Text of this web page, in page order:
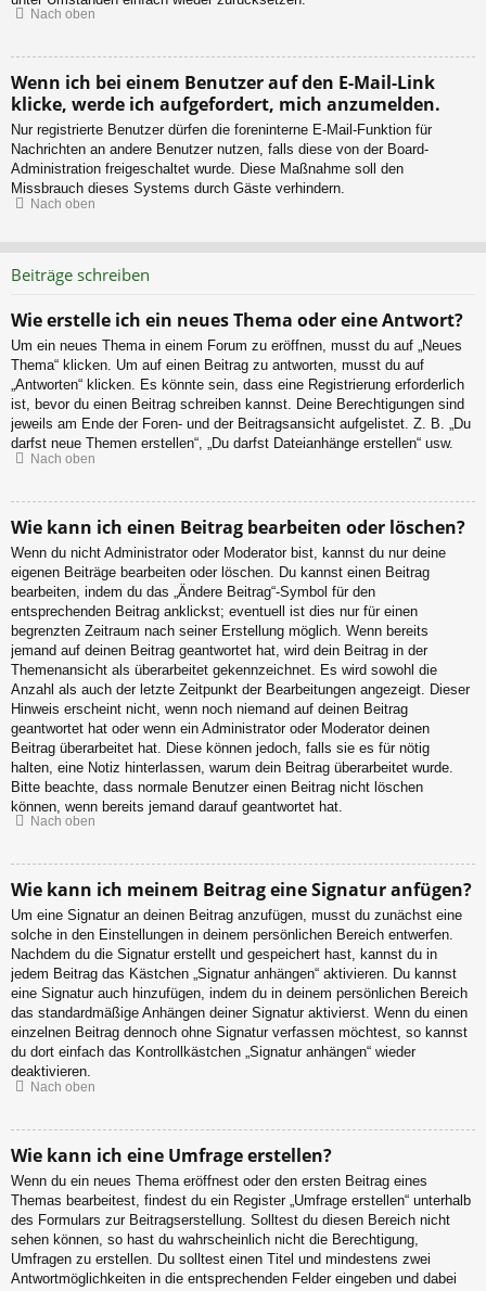
Nach oben
Wenn ich bei einem Benutzer auf den E-Mail-Link
klicke, werde ich aufgefordert, mich anzumelden.
Nur registrierte Benutzer dürfen die foreninterne E-Mail-Funktion für
Nachrichten an andere Benutzer nutzen, falls diese von der Board-
Administration freigeschaltet wurde. Diese Maßnahme soll den
Missbrauch dieses Systems durch Gäste verhindern.
Nach oben
Beiträge schreiben
Wie erstelle ich ein neues Thema oder eine Antwort?
Um ein neues Thema in einem Forum zu eröffnen, musst du auf „Neues
Thema“ klicken. Um auf einen Beitrag zu antworten, musst du auf
„Antworten“ klicken. Es könnte sein, dass eine Registrierung erforderlich
ist, bevor du einen Beitrag schreiben kannst. Deine Berechtigungen sind
jeweils am Ende der Foren- und der Beitragsansicht aufgelistet. Z. B. „Du
darfst neue Themen erstellen“, „Du darfst Dateianhänge erstellen“ usw.
Nach oben
Wie kann ich einen Beitrag bearbeiten oder löschen?
Wenn du nicht Administrator oder Moderator bist, kannst du nur deine
eigenen Beiträge bearbeiten oder löschen. Du kannst einen Beitrag
bearbeiten, indem du das „Ändere Beitrag“-Symbol für den
entsprechenden Beitrag anklickst; eventuell ist dies nur für einen
begrenzten Zeitraum nach seiner Erstellung möglich. Wenn bereits
jemand auf deinen Beitrag geantwortet hat, wird dein Beitrag in der
Themenansicht als überarbeitet gekennzeichnet. Es wird sowohl die
Anzahl als auch der letzte Zeitpunkt der Bearbeitungen angezeigt. Dieser
Hinweis erscheint nicht, wenn noch niemand auf deinen Beitrag
geantwortet hat oder wenn ein Administrator oder Moderator deinen
Beitrag überarbeitet hat. Diese können jedoch, falls sie es für nötig
halten, eine Notiz hinterlassen, warum dein Beitrag überarbeitet wurde.
Bitte beachte, dass normale Benutzer einen Beitrag nicht löschen
können, wenn bereits jemand darauf geantwortet hat.
Nach oben
Wie kann ich meinem Beitrag eine Signatur anfügen?
Um eine Signatur an deinen Beitrag anzufügen, musst du zunächst eine
solche in den Einstellungen in deinem persönlichen Bereich entwerfen.
Nachdem du die Signatur erstellt und gespeichert hast, kannst du in
jedem Beitrag das Kästchen „Signatur anhängen“ aktivieren. Du kannst
eine Signatur auch hinzufügen, indem du in deinem persönlichen Bereich
das standardmäßige Anhängen deiner Signatur aktivierst. Wenn du einen
einzelnen Beitrag dennoch ohne Signatur verfassen möchtest, so kannst
du dort einfach das Kontrollkästchen „Signatur anhängen“ wieder
deaktivieren.
Nach oben
Wie kann ich eine Umfrage erstellen?
Wenn du ein neues Thema eröffnest oder den ersten Beitrag eines
Themas bearbeitest, findest du ein Register „Umfrage erstellen“ unterhalb
des Formulars zur Beitragserstellung. Solltest du diesen Bereich nicht
sehen können, so hast du wahrscheinlich nicht die Berechtigung,
Umfragen zu erstellen. Du solltest einen Titel und mindestens zwei
Antwortmöglichkeiten in die entsprechenden Felder eingeben und dabei